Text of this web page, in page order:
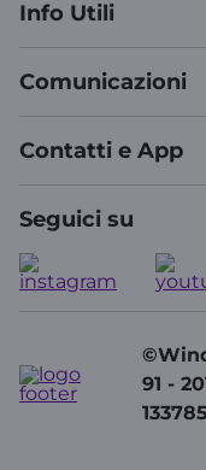
Info Utili
Comunicazioni
Contatti e App
Seguici su
91 -